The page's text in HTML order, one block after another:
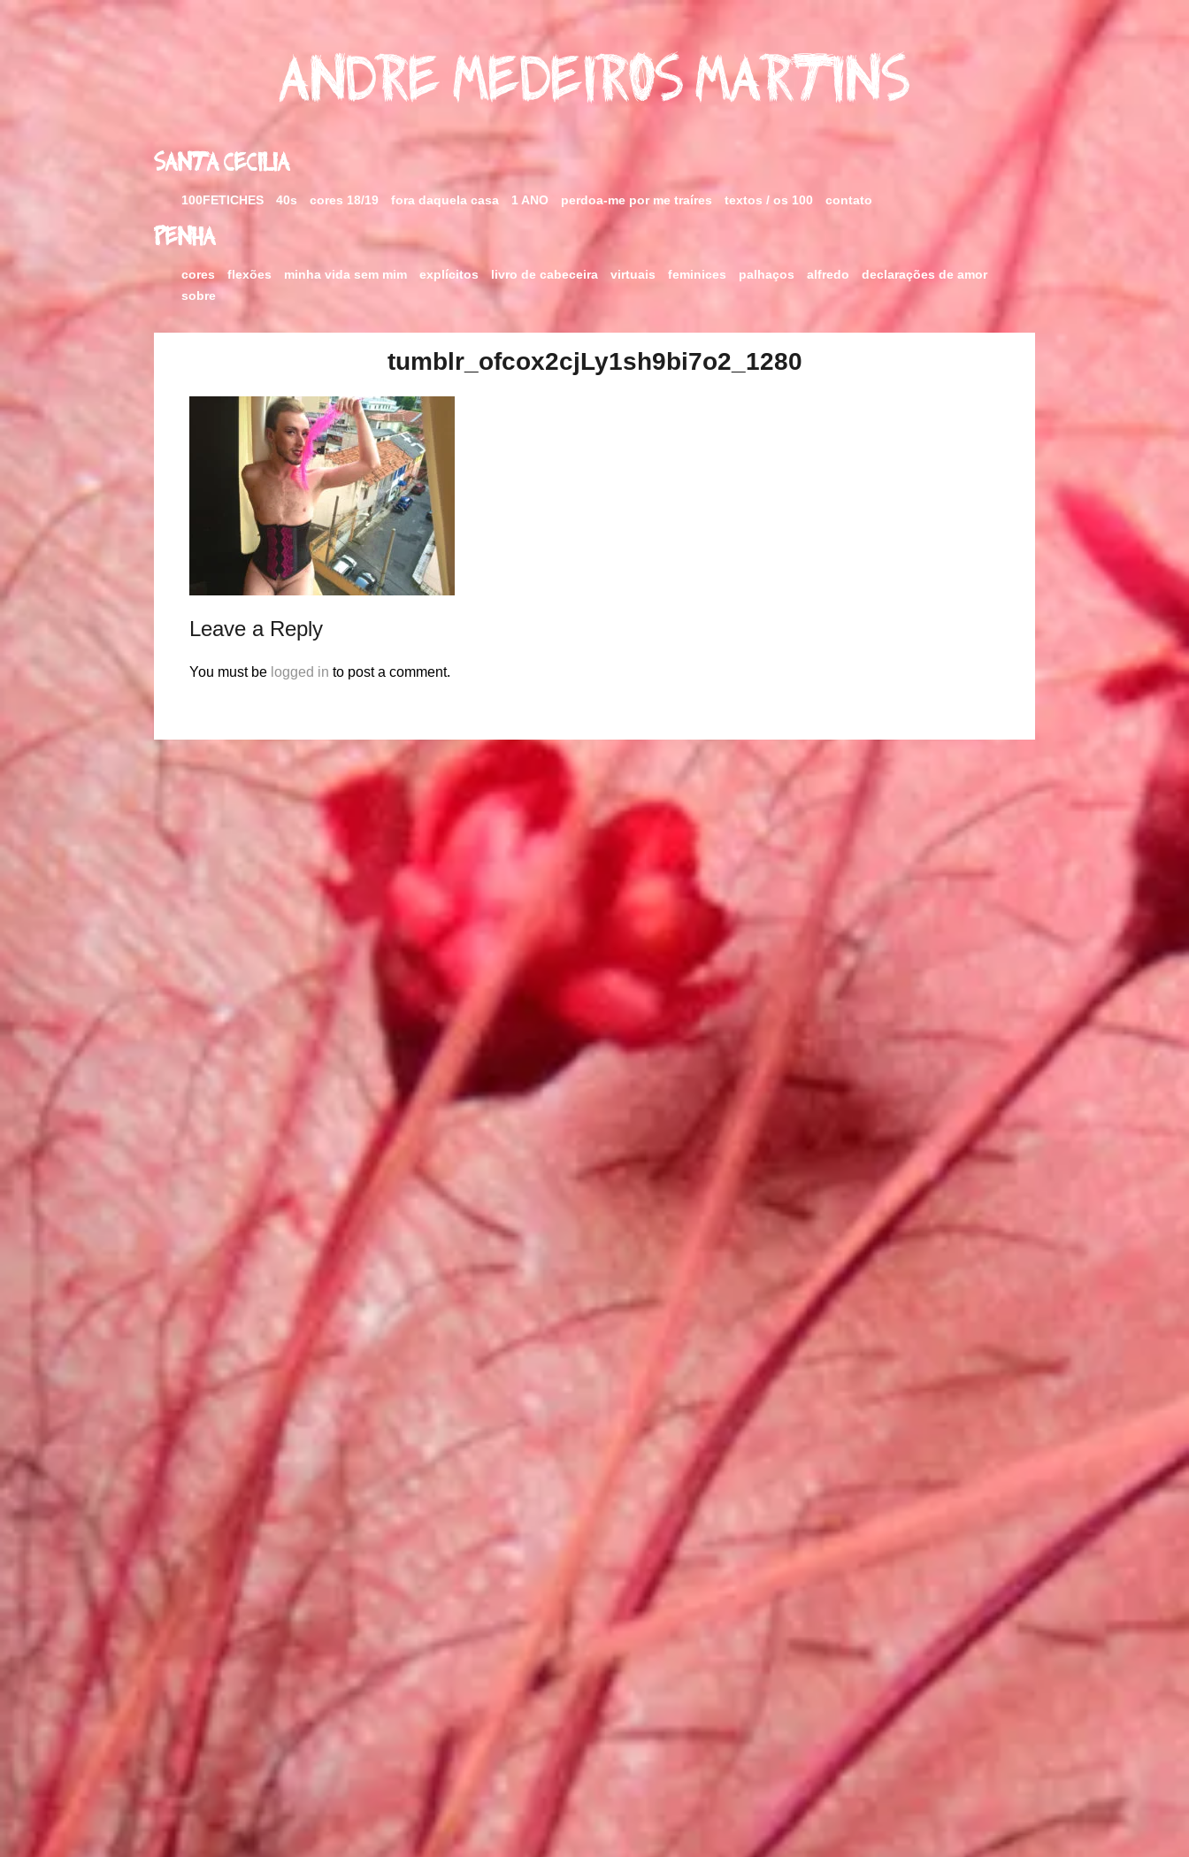
Skip
Andre Medeiros Martins
Santa Cecilia
100FETICHES 40s cores 18/19 fora daquela casa 1 ANO perdoa-me por me traíres textos / os 100 contato
Penha
cores flexões minha vida sem mim explícitos livro de cabeceira virtuais feminices palhaços alfredo
declarações de amor
sobre
tumblr_ofcox2cjLy1sh9bi7o2_1280
Leave a Reply
You must be logged in to post a comment.